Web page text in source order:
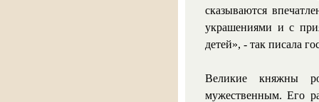
сказываются
украшениями и с
детей», - так писала
Великие княжны
мужественным. Его